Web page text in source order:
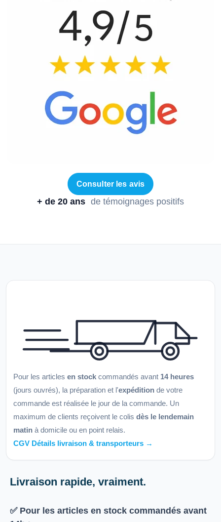
Consulter les avis
+ de 20 ans de témoignages positifs
Pour les articles en stock commandés avant 14 heures
(jours ouvrés), la préparation et l'expédition de votre
commande est réalisée le jour de la commande. Un
maximum de clients reçoivent le colis dès le lendemain
matin à domicile ou en point relais.
CGV Détails livraison & transporteurs →
Livraison rapide, vraiment.
✅ Pour les articles en stock commandés avant